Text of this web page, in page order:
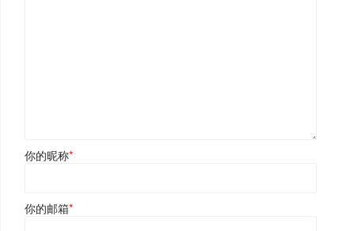
你的昵称*
你的邮箱*